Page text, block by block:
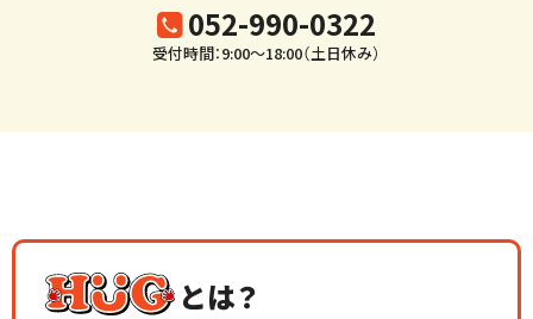
052-990-0322
受付時間：9:00～18:00（土日休み）
とは？